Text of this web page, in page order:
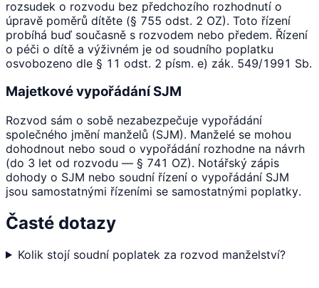
rozsudek o rozvodu bez předchozího rozhodnutí o
úpravě poměrů dítěte (§ 755 odst. 2 OZ). Toto řízení
probíhá buď současně s rozvodem nebo předem. Řízení
o péči o dítě a výživném je od soudního poplatku
osvobozeno dle § 11 odst. 2 písm. e) zák. 549/1991 Sb.
Majetkové vypořádání SJM
Rozvod sám o sobě nezabezpečuje vypořádání
společného jmění manželů (SJM). Manželé se mohou
dohodnout nebo soud o vypořádání rozhodne na návrh
(do 3 let od rozvodu — § 741 OZ). Notářský zápis
dohody o SJM nebo soudní řízení o vypořádání SJM
jsou samostatnými řízeními se samostatnými poplatky.
Časté dotazy
Kolik stojí soudní poplatek za rozvod manželství?